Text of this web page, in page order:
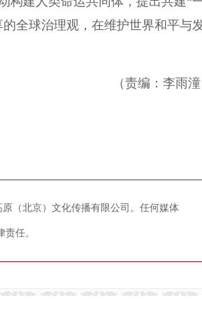
全球治理观，在维护世界和平与
（责编：李雨潼
（北京）文化传播有限公司。任何媒体
任。